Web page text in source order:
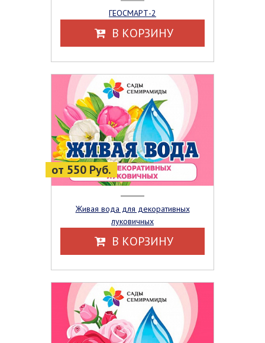
ГЕОСМАРТ-2
В КОРЗИНУ
от 550 Руб.
Живая вода для декоративных
луковичных
В КОРЗИНУ